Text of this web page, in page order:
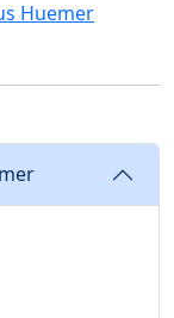
Huemer